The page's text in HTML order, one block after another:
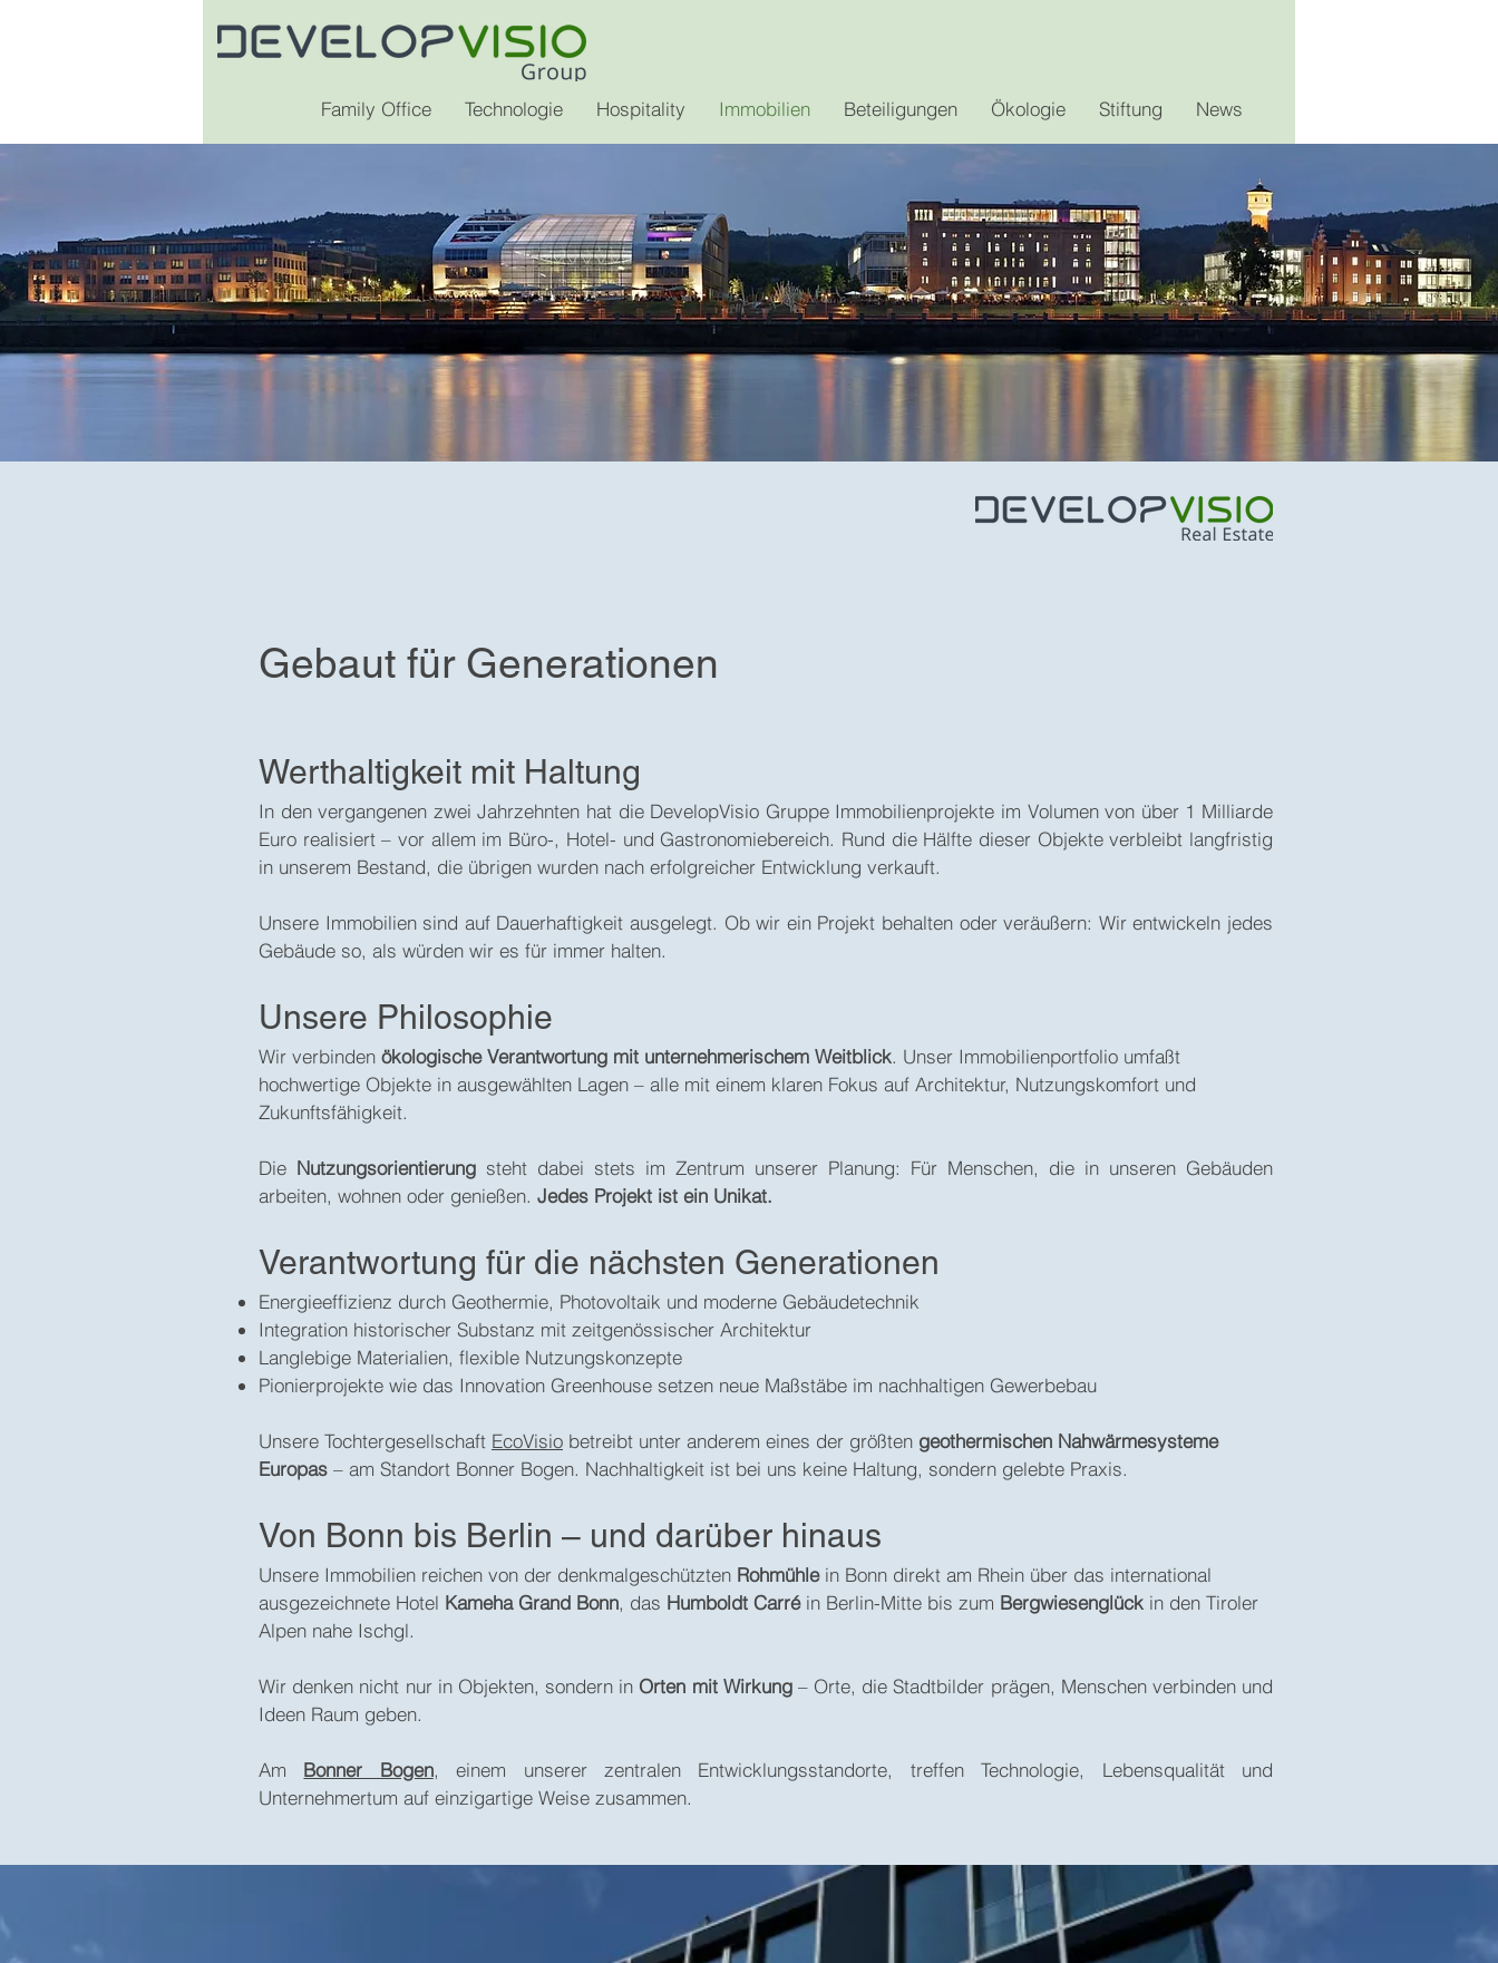
Family Office Technologie Hospitality Immobilien Beteiligungen Ökologie Stiftung News
Gebaut für Generationen
Werthaltigkeit mit Haltung
In den vergangenen zwei Jahrzehnten hat die DevelopVisio Gruppe Immobilienprojekte im Volumen von über 1 Milliarde
Euro realisiert – vor allem im Büro-, Hotel- und Gastronomiebereich. Rund die Hälfte dieser Objekte verbleibt langfristig
in unserem Bestand, die übrigen wurden nach erfolgreicher Entwicklung verkauft.
Unsere Immobilien sind auf Dauerhaftigkeit ausgelegt. Ob wir ein Projekt behalten oder veräußern: Wir entwickeln jedes
Gebäude so, als würden wir es für immer halten.
Unsere Philosophie
Wir verbinden ökologische Verantwortung mit unternehmerischem Weitblick. Unser Immobilienportfolio umfaßt
hochwertige Objekte in ausgewählten Lagen – alle mit einem klaren Fokus auf Architektur, Nutzungskomfort und
Zukunftsfähigkeit.
Die Nutzungsorientierung steht dabei stets im Zentrum unserer Planung: Für Menschen, die in unseren Gebäuden
arbeiten, wohnen oder genießen. Jedes Projekt ist ein Unikat.
Verantwortung für die nächsten Generationen
Energieeffizienz durch Geothermie, Photovoltaik und moderne Gebäudetechnik
Integration historischer Substanz mit zeitgenössischer Architektur
Langlebige Materialien, flexible Nutzungskonzepte
Pionierprojekte wie das Innovation Greenhouse setzen neue Maßstäbe im nachhaltigen Gewerbebau
Unsere Tochtergesellschaft EcoVisio betreibt unter anderem eines der größten geothermischen Nahwärmesysteme
Europas – am Standort Bonner Bogen. Nachhaltigkeit ist bei uns keine Haltung, sondern gelebte Praxis.
Von Bonn bis Berlin – und darüber hinaus
Unsere Immobilien reichen von der denkmalgeschützten Rohmühle in Bonn direkt am Rhein über das international
ausgezeichnete Hotel Kameha Grand Bonn, das Humboldt Carréin Berlin-Mitte bis zum Bergwiesenglück in den Tiroler
Alpen nahe Ischgl.
Wir denken nicht nur in Objekten, sondern in Orten mit Wirkung– Orte, die Stadtbilder prägen, Menschen verbinden und
Ideen Raum geben.
Am Bonner Bogen, einem unserer zentralen Entwicklungsstandorte, treffen Technologie, Lebensqualität und
Unternehmertum auf einzigartige Weise zusammen.